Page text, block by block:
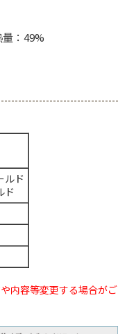
：49%
ルド
ド
内容等変更する場合がご